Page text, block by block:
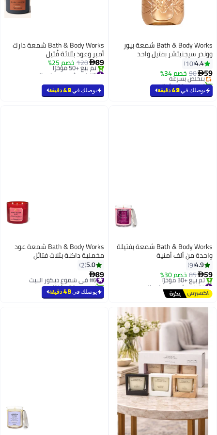
Bath & Body Works شمعة بيور
ووندر سيجنيتشر بفتيل واحد
4.4
10
59
90 خصم 34%
بتخلّص بسرعة
تم بيع +80 مؤخرًا
بتخلّص بسرعة
يوصلك في49 دقيقة
Bath & Body Works شمعة دارك
أمبر وعود بثلاثة فُتيل
89
120 خصم 25%
#3 في شموع ديكور البيت
بتخلّص بسرعة
تم بيع +50 مؤخرًا
#3 في شموع ديكور البيت
يوصلك في49 دقيقة
Bath & Body Works شمعة بفتيلة
واحدة من ألف أمنية
4.9
9
59
85 خصم 30%
#4 في شموع ديكور البيت
توصيل مجاني
تم بيع +30 مؤخرًا
#4 في شموع ديكور البيت
Bath & Body Works شمعة عود
مخملية داكنة بثلاث فتائل
5.0
2
89#6 في شموع ديكور البيت
تم بيع +20 مؤخرًا
#6 في شموع ديكور البيت
يوصلك في49 دقيقة